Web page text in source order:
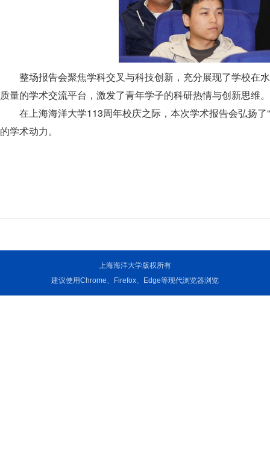
整场报告会聚焦学科交叉与科技创新，充分展现了学校在
质量的学术交流平台，激发了青年学子的科研热情与创新思维。
在上海海洋大学113周年校庆之际，本次学术报告会弘扬
的学术动力。
上海海洋大学版权所有
建议使用Chrome、Firefox、Edge等现代浏览器浏览